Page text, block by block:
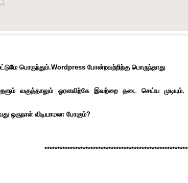
பொருந்தும்.Wordpress போன்றவற்றிற்கு பொருந்தாது
வகுத்தாலும் ஓரளவிற்கே இவற்றை தடை செய்ய
ஒருநாள் விடியாமலா போகும்?